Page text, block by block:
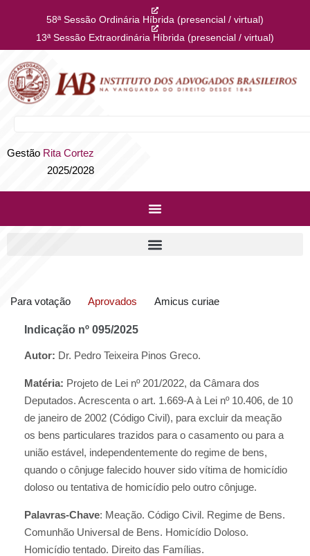
58ª Sessão Ordinária Híbrida (presencial / virtual)
13ª Sessão Extraordinária Híbrida (presencial / virtual)
Gestão Rita Cortez
2025/2028
Para votação Aprovados Amicus curiae
Indicação nº 095/2025
Autor: Dr. Pedro Teixeira Pinos Greco.
Matéria: Projeto de Lei nº 201/2022, da Câmara dos
Deputados. Acrescenta o art. 1.669-A à Lei nº 10.406, de 10
de janeiro de 2002 (Código Civil), para excluir da meação
os bens particulares trazidos para o casamento ou para a
união estável, independentemente do regime de bens,
quando o cônjuge falecido houver sido vítima de homicídio
doloso ou tentativa de homicídio pelo outro cônjuge.
Palavras-Chave: Meação. Código Civil. Regime de Bens.
Comunhão Universal de Bens. Homicídio Doloso.
Homicídio tentado. Direito das Famílias.